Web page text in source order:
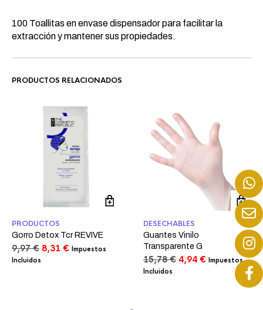
100 Toallitas en envase dispensador para facilitar la
extracción y mantener sus propiedades.
PRODUCTOS RELACIONADOS
PRODUCTOS
Gorro Detox Tcr REVIVE
9,97€ El
8,31 €ElImpuestos
Incluidos
DESECHABLES
Guantes Vinilo
Transparente G
15,78€ El
4,94 €ElImpuestos
Incluidos